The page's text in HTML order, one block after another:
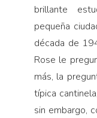
brillante
pequeña
década de
Rose le
más, la
típica
sin embargo,